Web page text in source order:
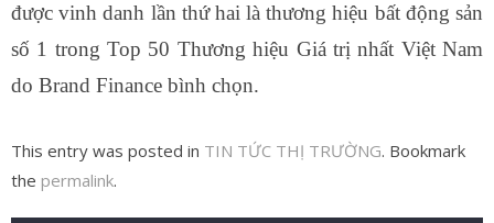
được vinh danh lần thứ hai là thương hiệu bất động sản
số 1 trong Top 50 Thương hiệu Giá trị nhất Việt Nam
do Brand Finance bình chọn.
This entry was posted in TIN TỨC THỊ TRƯỜNG. Bookmark
the permalink.